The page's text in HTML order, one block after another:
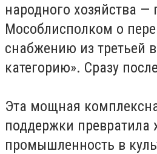
народного хозяйства —
Мособлисполком о
снабжению из третьей
категорию». Сразу
Эта мощная
поддержки превратила
промышленность в